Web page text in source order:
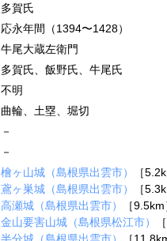
多賀氏
応永年間（1394〜1428）
牛尾大蔵左衛門
多賀氏、飯野氏、牛尾氏
不明
曲輪、土塁、堀切
－
－
檜ヶ山城（島根県出雲市）
［
鳶ヶ巣城（島根県出雲市）
［
高瀬城（島根県出雲市）
［9.5km
金山要害山城（島根県松江市）